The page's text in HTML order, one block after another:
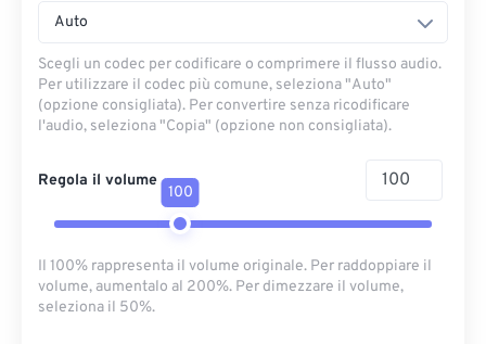
Auto
Scegli un codec per codificare o comprimere il flusso audio.
Per utilizzare il codec più comune, seleziona "Auto"
(opzione consigliata). Per convertire senza ricodificare
l'audio, seleziona "Copia" (opzione non consigliata).
Regola il volume
100
Il 100% rappresenta il volume originale. Per raddoppiare il
volume, aumentalo al 200%. Per dimezzare il volume,
seleziona il 50%.